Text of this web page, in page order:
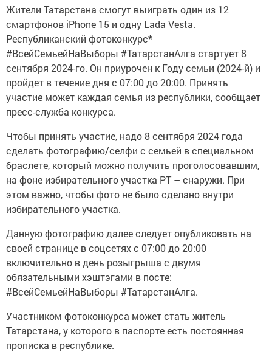
Жители Татарстана смогут выиграть один из 12
смартфонов iPhone 15 и одну Lada Vesta.
Республиканский фотоконкурс*
#ВсейСемьейНаВыборы #ТатарстанАлга стартует 8
сентября 2024-го. Он приурочен к Году семьи (2024-й) и
пройдет в течение дня с 07:00 до 20:00. Принять
участие может каждая семья из республики, сообщает
пресс-служба конкурса.
Чтобы принять участие, надо 8 сентября 2024 года
сделать фотографию/селфи с семьей в специальном
браслете, который можно получить проголосовавшим,
на фоне избирательного участка РТ – снаружи. При
этом важно, чтобы фото не было сделано внутри
избирательного участка.
Данную фотографию далее следует опубликовать на
своей странице в соцсетях с 07:00 до 20:00
включительно в день розыгрыша с двумя
обязательными хэштэгами в посте:
#ВсейСемьейНаВыборы #ТатарстанАлга.
Участником фотоконкурса может стать житель
Татарстана, у которого в паспорте есть постоянная
прописка в республике.